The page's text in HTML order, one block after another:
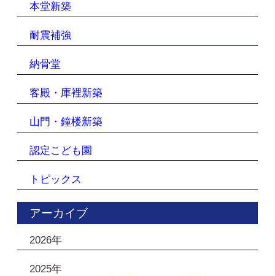
本堂新築
耐震補強
納骨堂
客殿・庫裡新築
山門・鐘楼新築
認定こども園
トピックス
アーカイブ
2026年
2025年